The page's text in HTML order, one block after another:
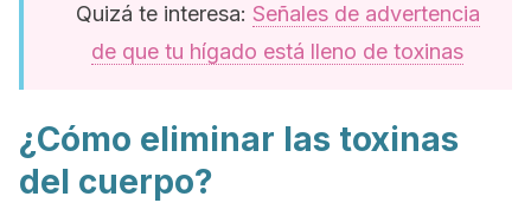
Quizá te interesa: Señales de advertencia
de que tu hígado está lleno de toxinas
¿Cómo eliminar las toxinas
del cuerpo?